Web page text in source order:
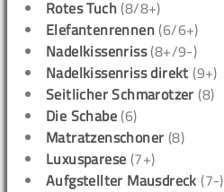
Rotes Tuch (8/8+)
Elefantenrennen (6/6+)
Nadelkissenriss(8+/9-)
Nadelkissenriss direkt (9+)
Seitlicher Schmarotzer (8)
Die Schabe (6)
Matratzenschoner (8)
Luxusparese (7+)
Aufgstellter Mausdreck (7-)